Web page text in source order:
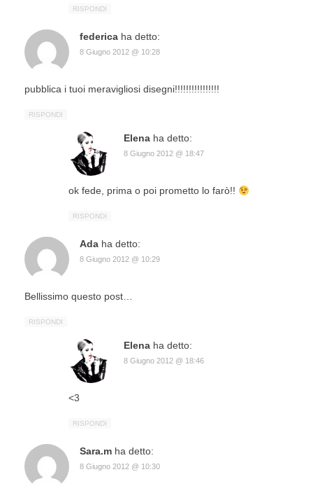
RISPONDI
federica ha detto:
8 Giugno 2012 @ 10:28
pubblica i tuoi meravigliosi disegni!!!!!!!!!!!!!!!!
RISPONDI
Elena ha detto:
8 Giugno 2012 @ 18:47
ok fede, prima o poi prometto lo farò!!
RISPONDI
Ada ha detto:
8 Giugno 2012 @ 10:29
Bellissimo questo post…
RISPONDI
Elena ha detto:
8 Giugno 2012 @ 18:46
<3
RISPONDI
Sara.m ha detto:
8 Giugno 2012 @ 10:30